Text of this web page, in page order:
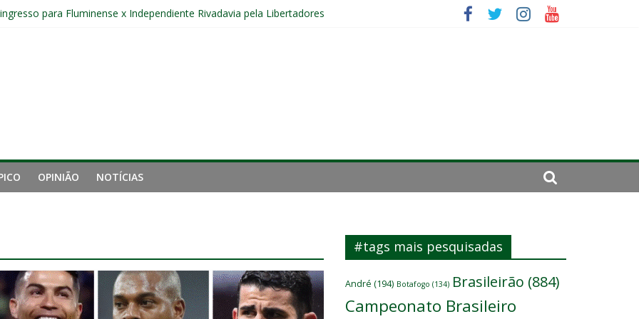
para Fluminense x Independiente Rivadavia pela Libertadores
da Libertadores com apenas duas contratações e sete saídas no elenco
Fluminense e Botafogo pelo Campeonato Brasileiro Feminino
OPINIÃO NOTÍCIAS
#tags mais pesquisadas
André (194) Botafogo (134) Brasileirão (884)
Campeonato Brasileiro